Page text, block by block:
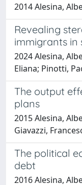
2014 Alesina,
Revealing
immigrants in
2024 Alesina,
Eliana; Pinotti,
The output
plans
2015 Alesina,
Giavazzi,
The political
debt
2016 Alesina,